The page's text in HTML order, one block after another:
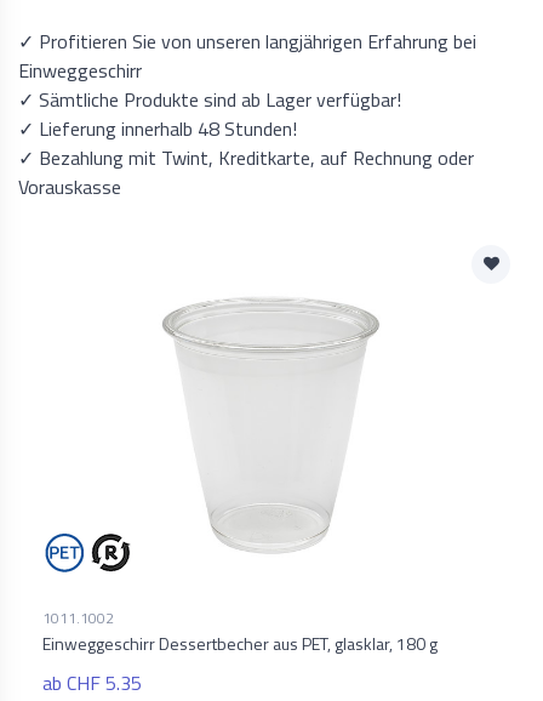
✓ Profitieren Sie von unseren langjährigen Erfahrung bei
Einweggeschirr
✓ Sämtliche Produkte sind ab Lager verfügbar!
✓ Lieferung innerhalb 48 Stunden!
✓ Bezahlung mit Twint, Kreditkarte, auf Rechnung oder
Vorauskasse
1011.1002
Einweggeschirr Dessertbecher aus PET, glasklar, 180 g
ab CHF 5.35